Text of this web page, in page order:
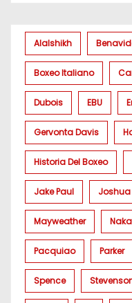
Alalshikh
Boxeo Italiano
Dubois EBU
Gervonta Davis
Historia Del Boxeo
Jake Paul Joshua
Mayweather
Pacquiao Parker
Spence